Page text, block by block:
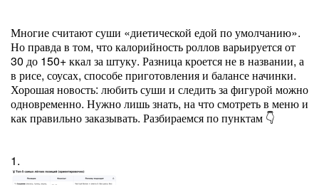
Многие считают суши «диетической едой по умолчанию».
Но правда в том, что калорийность роллов варьируется от
30 до 150+ ккал за штуку. Разница кроется не в названии, а
в рисе, соусах, способе приготовления и балансе начинки.
Хорошая новость: любить суши и следить за фигурой можно
одновременно. Нужно лишь знать, на что смотреть в меню и
как правильно заказывать. Разбираемся по пунктам 👇
1.